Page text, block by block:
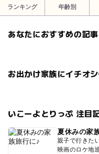
ランキング 年齢別
あなたにおすすめの記事
お出かけ家族にイチオ
いこーよとりっぷ 注目
夏休みの家
親子で行きた
映画のロケ地